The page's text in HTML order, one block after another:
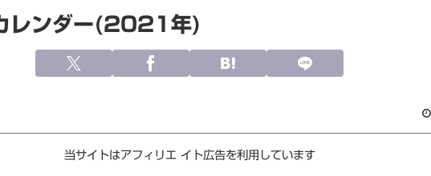
レンダー(2021年)
当サイトはアフィリエ イト広告を利用しています